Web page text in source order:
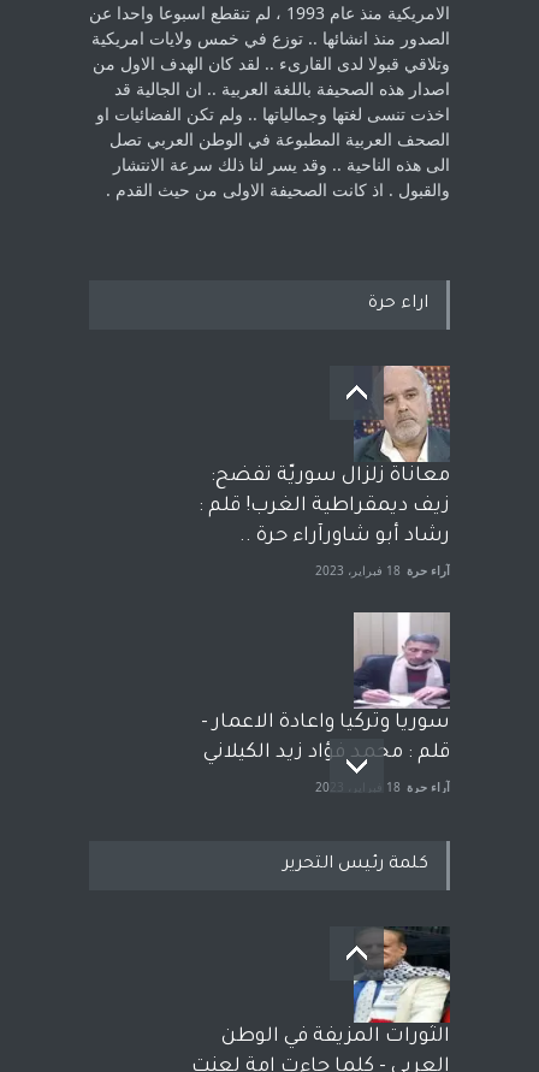
الامريكية منذ عام 1993 ، لم ‏تنقطع اسبوعا واحدا عن
الصدور منذ انشائها .. توزع في خمس ولايات امريكية
‏وتلاقي قبولا لدى القارىء ..‏ لقد كان الهدف الاول من
اصدار هذه الصحيفة باللغة العربية .. ان الجالية قد
اخذت ‏تنسى لغتها وجمالياتها .. ولم تكن الفضائيات او
الصحف العربية المطبوعة في الوطن ‏العربي تصل
الى هذه الناحية .. وقد يسر لنا ذلك سرعة الانتشار
والقبول . اذ كانت ‏الصحيفة الاولى من حيث القدم . ‏
اراء حرة
معاناة زلزال سوريّة تفضح:
زيف ديمقراطية الغرب! قلم :
رشاد أبو شاورآراء حرة ..
آراء حرة 18 فبراير، 2023
سوريا وتركيا واعادة الاعمار -
قلم : محمد فؤاد زيد الكيلاني
آراء حرة 18 فبراير، 2023
بعد معارك قضائية طاحنة كتب
وترافع فيها بنفسه مرة اخرى..
الشيخ طارق يوسف يقهر
الحكومة الأمريكية ، فأعطوه
الجنسية عن يد وهم صاغرون،
كلمة رئيس التحرير
الثورات المزيفة في الوطن
العربي - كلما جاءت امة لعنت